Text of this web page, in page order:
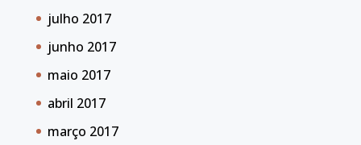
julho 2017
junho 2017
maio 2017
abril 2017
março 2017